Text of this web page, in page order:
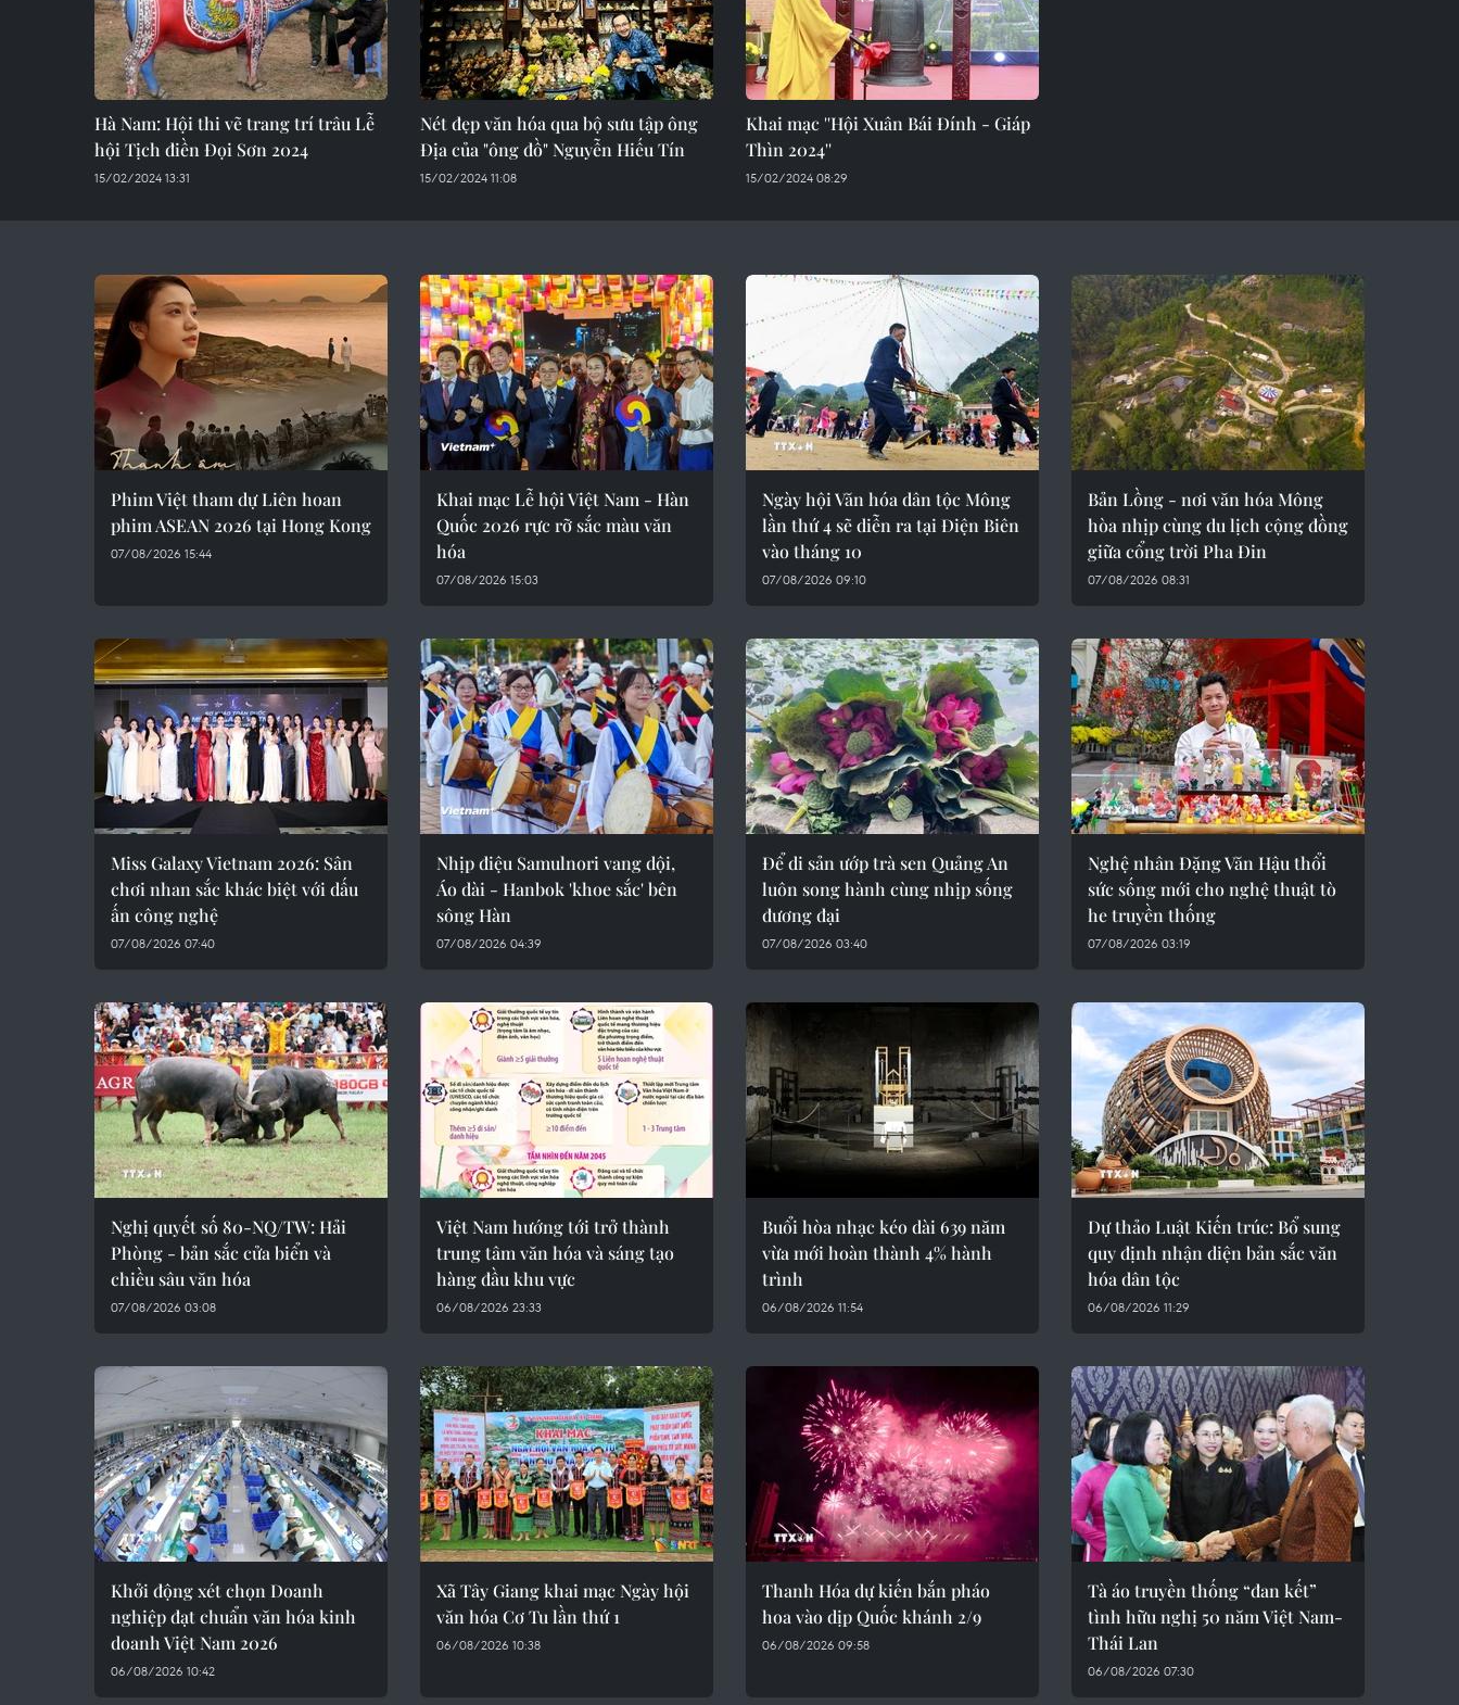
Hà Nam: Hội thi vẽ trang trí trâu Lễ
hội Tịch điền Đọi Sơn 2024
15/02/2024 13:31
Nét đẹp văn hóa qua bộ sưu tập ông
Địa của "ông đồ" Nguyễn Hiếu Tín
15/02/2024 11:08
Khai mạc ''Hội Xuân Bái Đính - Giáp
Thìn 2024''
15/02/2024 08:29
Phim Việt tham dự Liên hoan
phim ASEAN 2026 tại Hong Kong
07/08/2026 15:44
Khai mạc Lễ hội Việt Nam - Hàn
Quốc 2026 rực rỡ sắc màu văn
hóa
07/08/2026 15:03
Ngày hội Văn hóa dân tộc Mông
lần thứ 4 sẽ diễn ra tại Điện Biên
vào tháng 10
07/08/2026 09:10
Bản Lồng - nơi văn hóa Mông
hòa nhịp cùng du lịch cộng đồng
giữa cổng trời Pha Đin
07/08/2026 08:31
Miss Galaxy Vietnam 2026: Sân
chơi nhan sắc khác biệt với dấu
ấn công nghệ
07/08/2026 07:40
Nhịp điệu Samulnori vang dội,
Áo dài - Hanbok 'khoe sắc' bên
sông Hàn
07/08/2026 04:39
Để di sản ướp trà sen Quảng An
luôn song hành cùng nhịp sống
đương đại
07/08/2026 03:40
Nghệ nhân Đặng Văn Hậu thổi
sức sống mới cho nghệ thuật tò
he truyền thống
07/08/2026 03:19
Nghị quyết số 80-NQ/TW: Hải
Phòng - bản sắc cửa biển và
chiều sâu văn hóa
07/08/2026 03:08
Việt Nam hướng tới trở thành
trung tâm văn hóa và sáng tạo
hàng đầu khu vực
06/08/2026 23:33
Buổi hòa nhạc kéo dài 639 năm
vừa mới hoàn thành 4% hành
trình
06/08/2026 11:54
Dự thảo Luật Kiến trúc: Bổ sung
quy định nhận diện bản sắc văn
hóa dân tộc
06/08/2026 11:29
Khởi động xét chọn Doanh
nghiệp đạt chuẩn văn hóa kinh
doanh Việt Nam 2026
06/08/2026 10:42
Xã Tây Giang khai mạc Ngày hội
văn hóa Cơ Tu lần thứ 1
06/08/2026 10:38
Thanh Hóa dự kiến bắn pháo
hoa vào dịp Quốc khánh 2/9
06/08/2026 09:58
Tà áo truyền thống “đan kết”
tình hữu nghị 50 năm Việt Nam-
Thái Lan
06/08/2026 07:30